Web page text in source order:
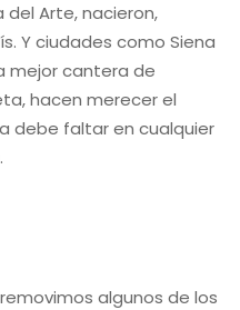
del Arte, nacieron,
Y ciudades como Siena
mejor cantera de
hacen merecer el
debe faltar en cualquier
algunos de los